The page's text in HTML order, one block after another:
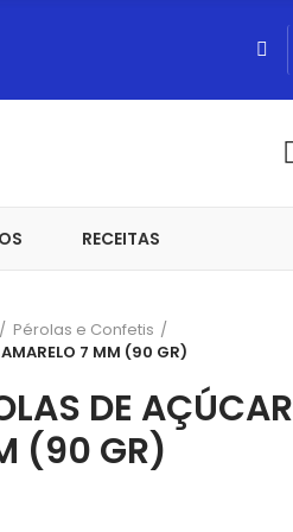
RECEITAS
Pérolas e Confetis
7 MM (90 GR)
DE AÇÚCAR
(90 GR)